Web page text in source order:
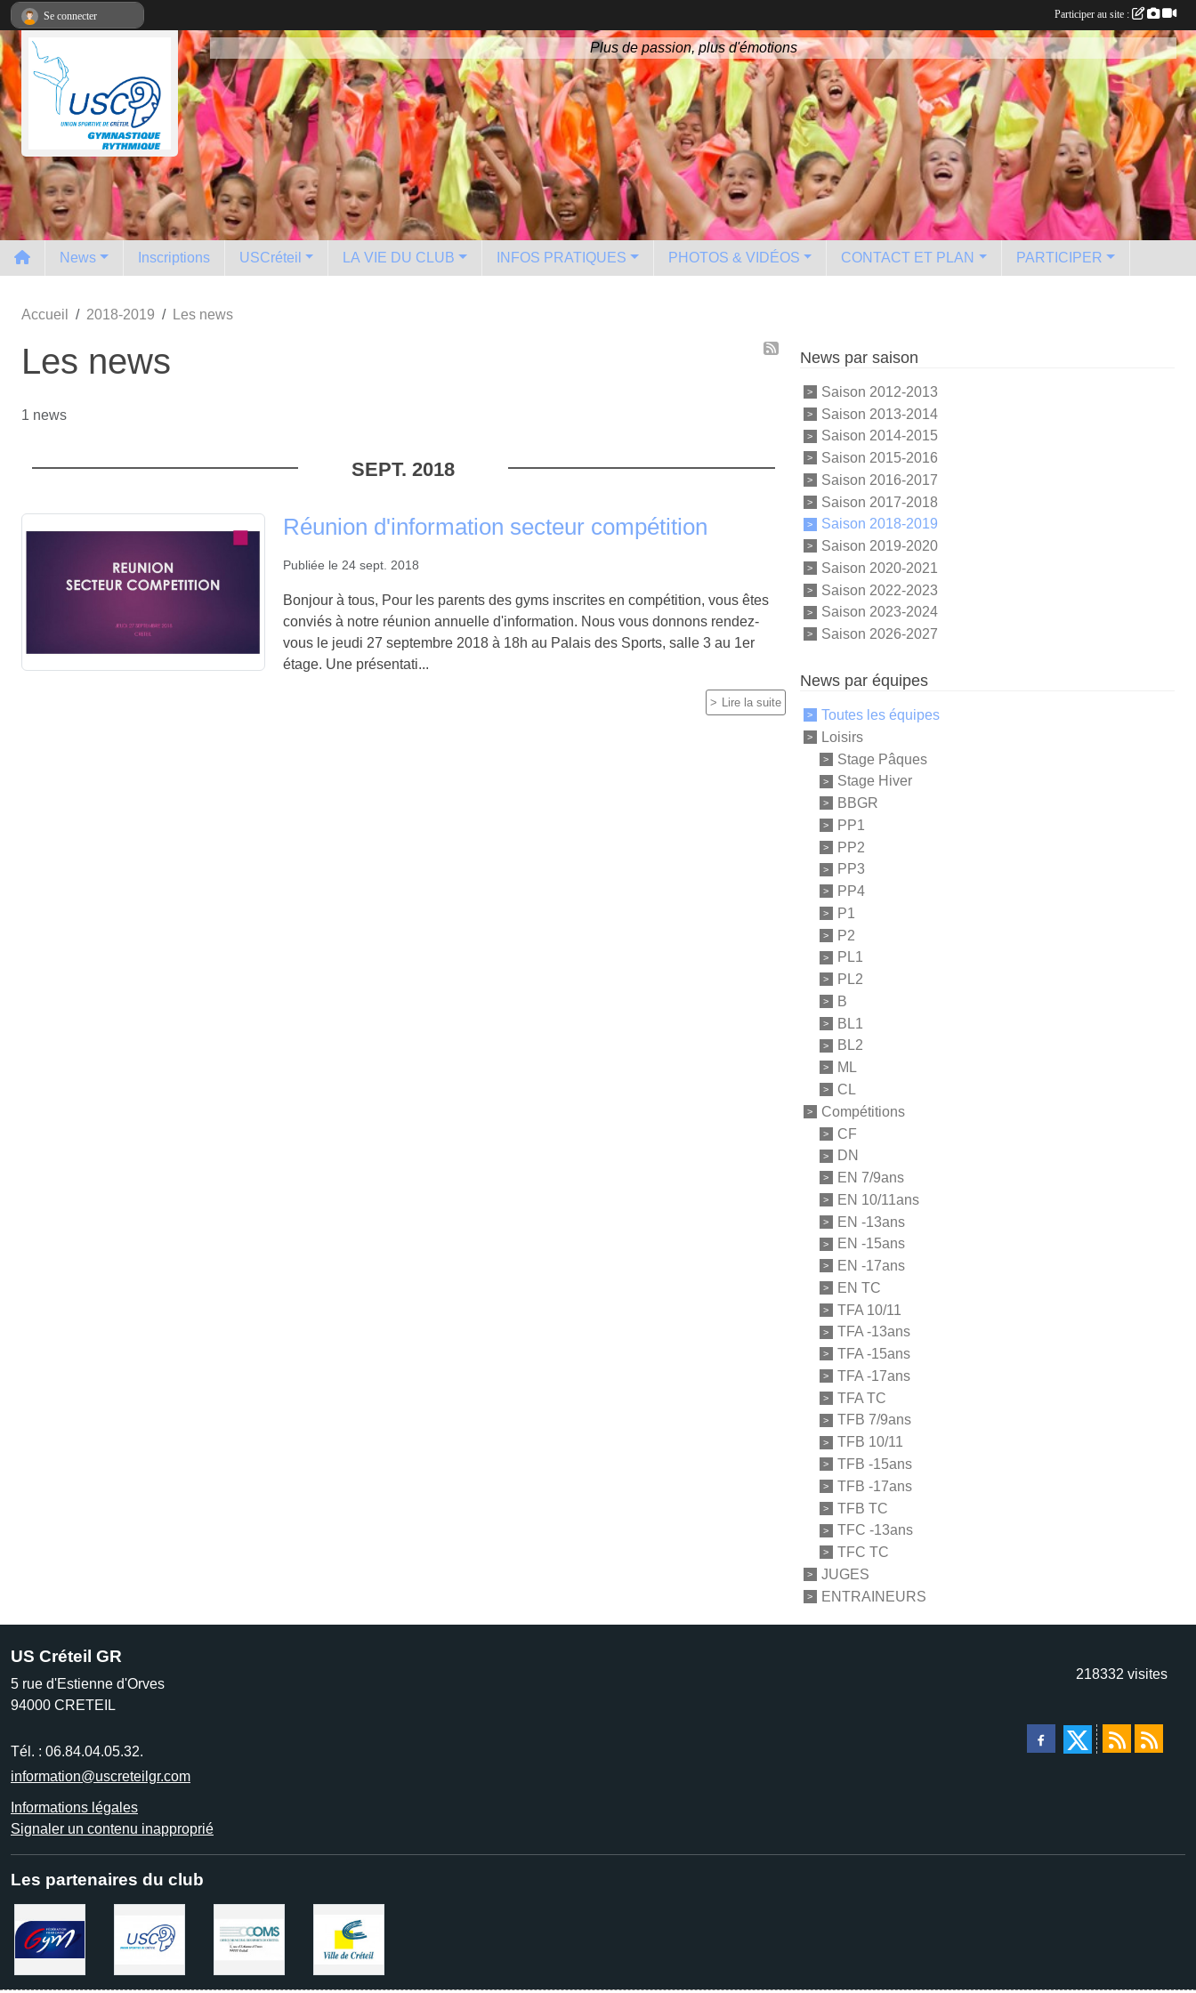
Plus de passion, plus d'émotions
News Inscriptions USCréteil LA VIE DU CLUB INFOS PRATIQUES PHOTOS & VIDÉOS CONTACT ET PLAN PARTICIPER
Accueil 2018-2019 Les news
Les news
1 news
SEPT. 2018
Réunion d'information secteur compétition
Publiée le 24 sept. 2018
Bonjour à tous, Pour les parents des gyms inscrites en compétition, vous êtes
conviés à notre réunion annuelle d'information. Nous vous donnons rendez-
vous le jeudi 27 septembre 2018 à 18h au Palais des Sports, salle 3 au 1er
étage. Une présentati...
Lire la suite
News par saison
Saison 2012-2013
Saison 2013-2014
Saison 2014-2015
Saison 2015-2016
Saison 2016-2017
Saison 2017-2018
Saison 2018-2019
Saison 2019-2020
Saison 2020-2021
Saison 2022-2023
Saison 2023-2024
Saison 2026-2027
News par équipes
Toutes les équipes
Loisirs
Stage Pâques
Stage Hiver
BBGR
PP1
PP2
PP3
PP4
P1
P2
PL1
PL2
B
BL1
BL2
ML
CL
Compétitions
CF
DN
EN 7/9ans
EN 10/11ans
EN -13ans
EN -15ans
EN -17ans
EN TC
TFA 10/11
TFA -13ans
TFA -15ans
TFA -17ans
TFA TC
TFB 7/9ans
TFB 10/11
TFB -15ans
TFB -17ans
TFB TC
TFC -13ans
TFC TC
JUGES
ENTRAINEURS
US Créteil GR
5 rue d'Estienne d'Orves
94000 CRETEIL
Tél. : 06.84.04.05.32.
information@uscreteilgr.com
Informations légales
Signaler un contenu inapproprié
218332 visites
Les partenaires du club
Se connecter Participer au site :
Panneau de gestion des cookies